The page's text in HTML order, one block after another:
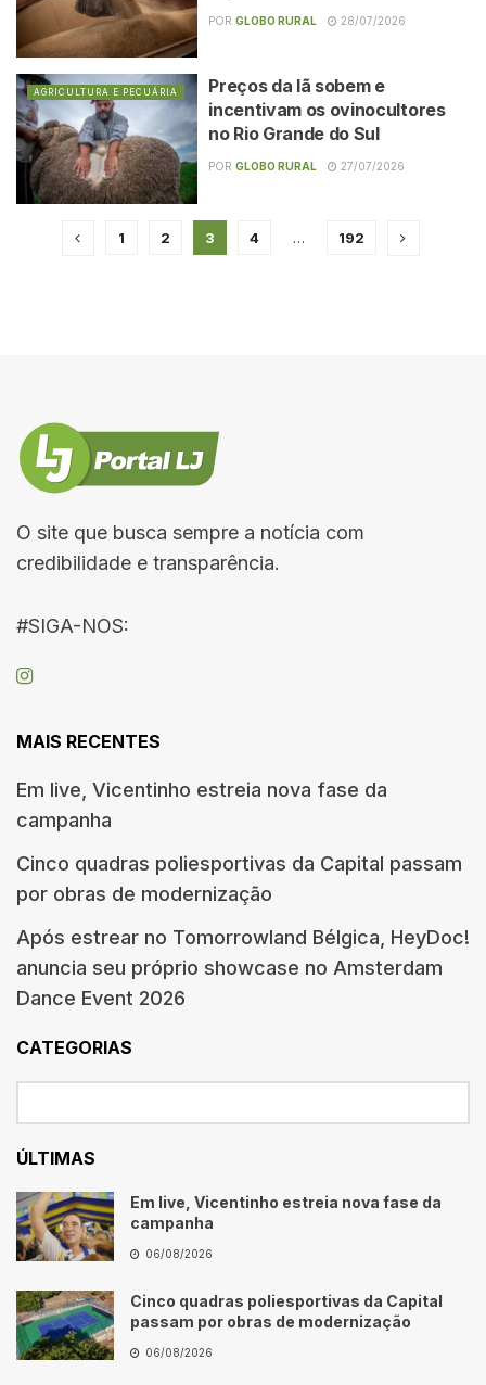
POR GLOBO RURAL 28/07/2026
AGRICULTURA E PECUÁRIA
Preços da lã sobem e
incentivam os ovinocultores
no Rio Grande do Sul
POR GLOBO RURAL 27/07/2026
1 2 3 4 … 192
O site que busca sempre a notícia com
credibilidade e transparência.
#SIGA-NOS:
MAIS RECENTES
Em live, Vicentinho estreia nova fase da
campanha
Cinco quadras poliesportivas da Capital passam
por obras de modernização
Após estrear no Tomorrowland Bélgica, HeyDoc!
anuncia seu próprio showcase no Amsterdam
Dance Event 2026
CATEGORIAS
ÚLTIMAS
Em live, Vicentinho estreia nova fase da
campanha
06/08/2026
Cinco quadras poliesportivas da Capital
passam por obras de modernização
06/08/2026